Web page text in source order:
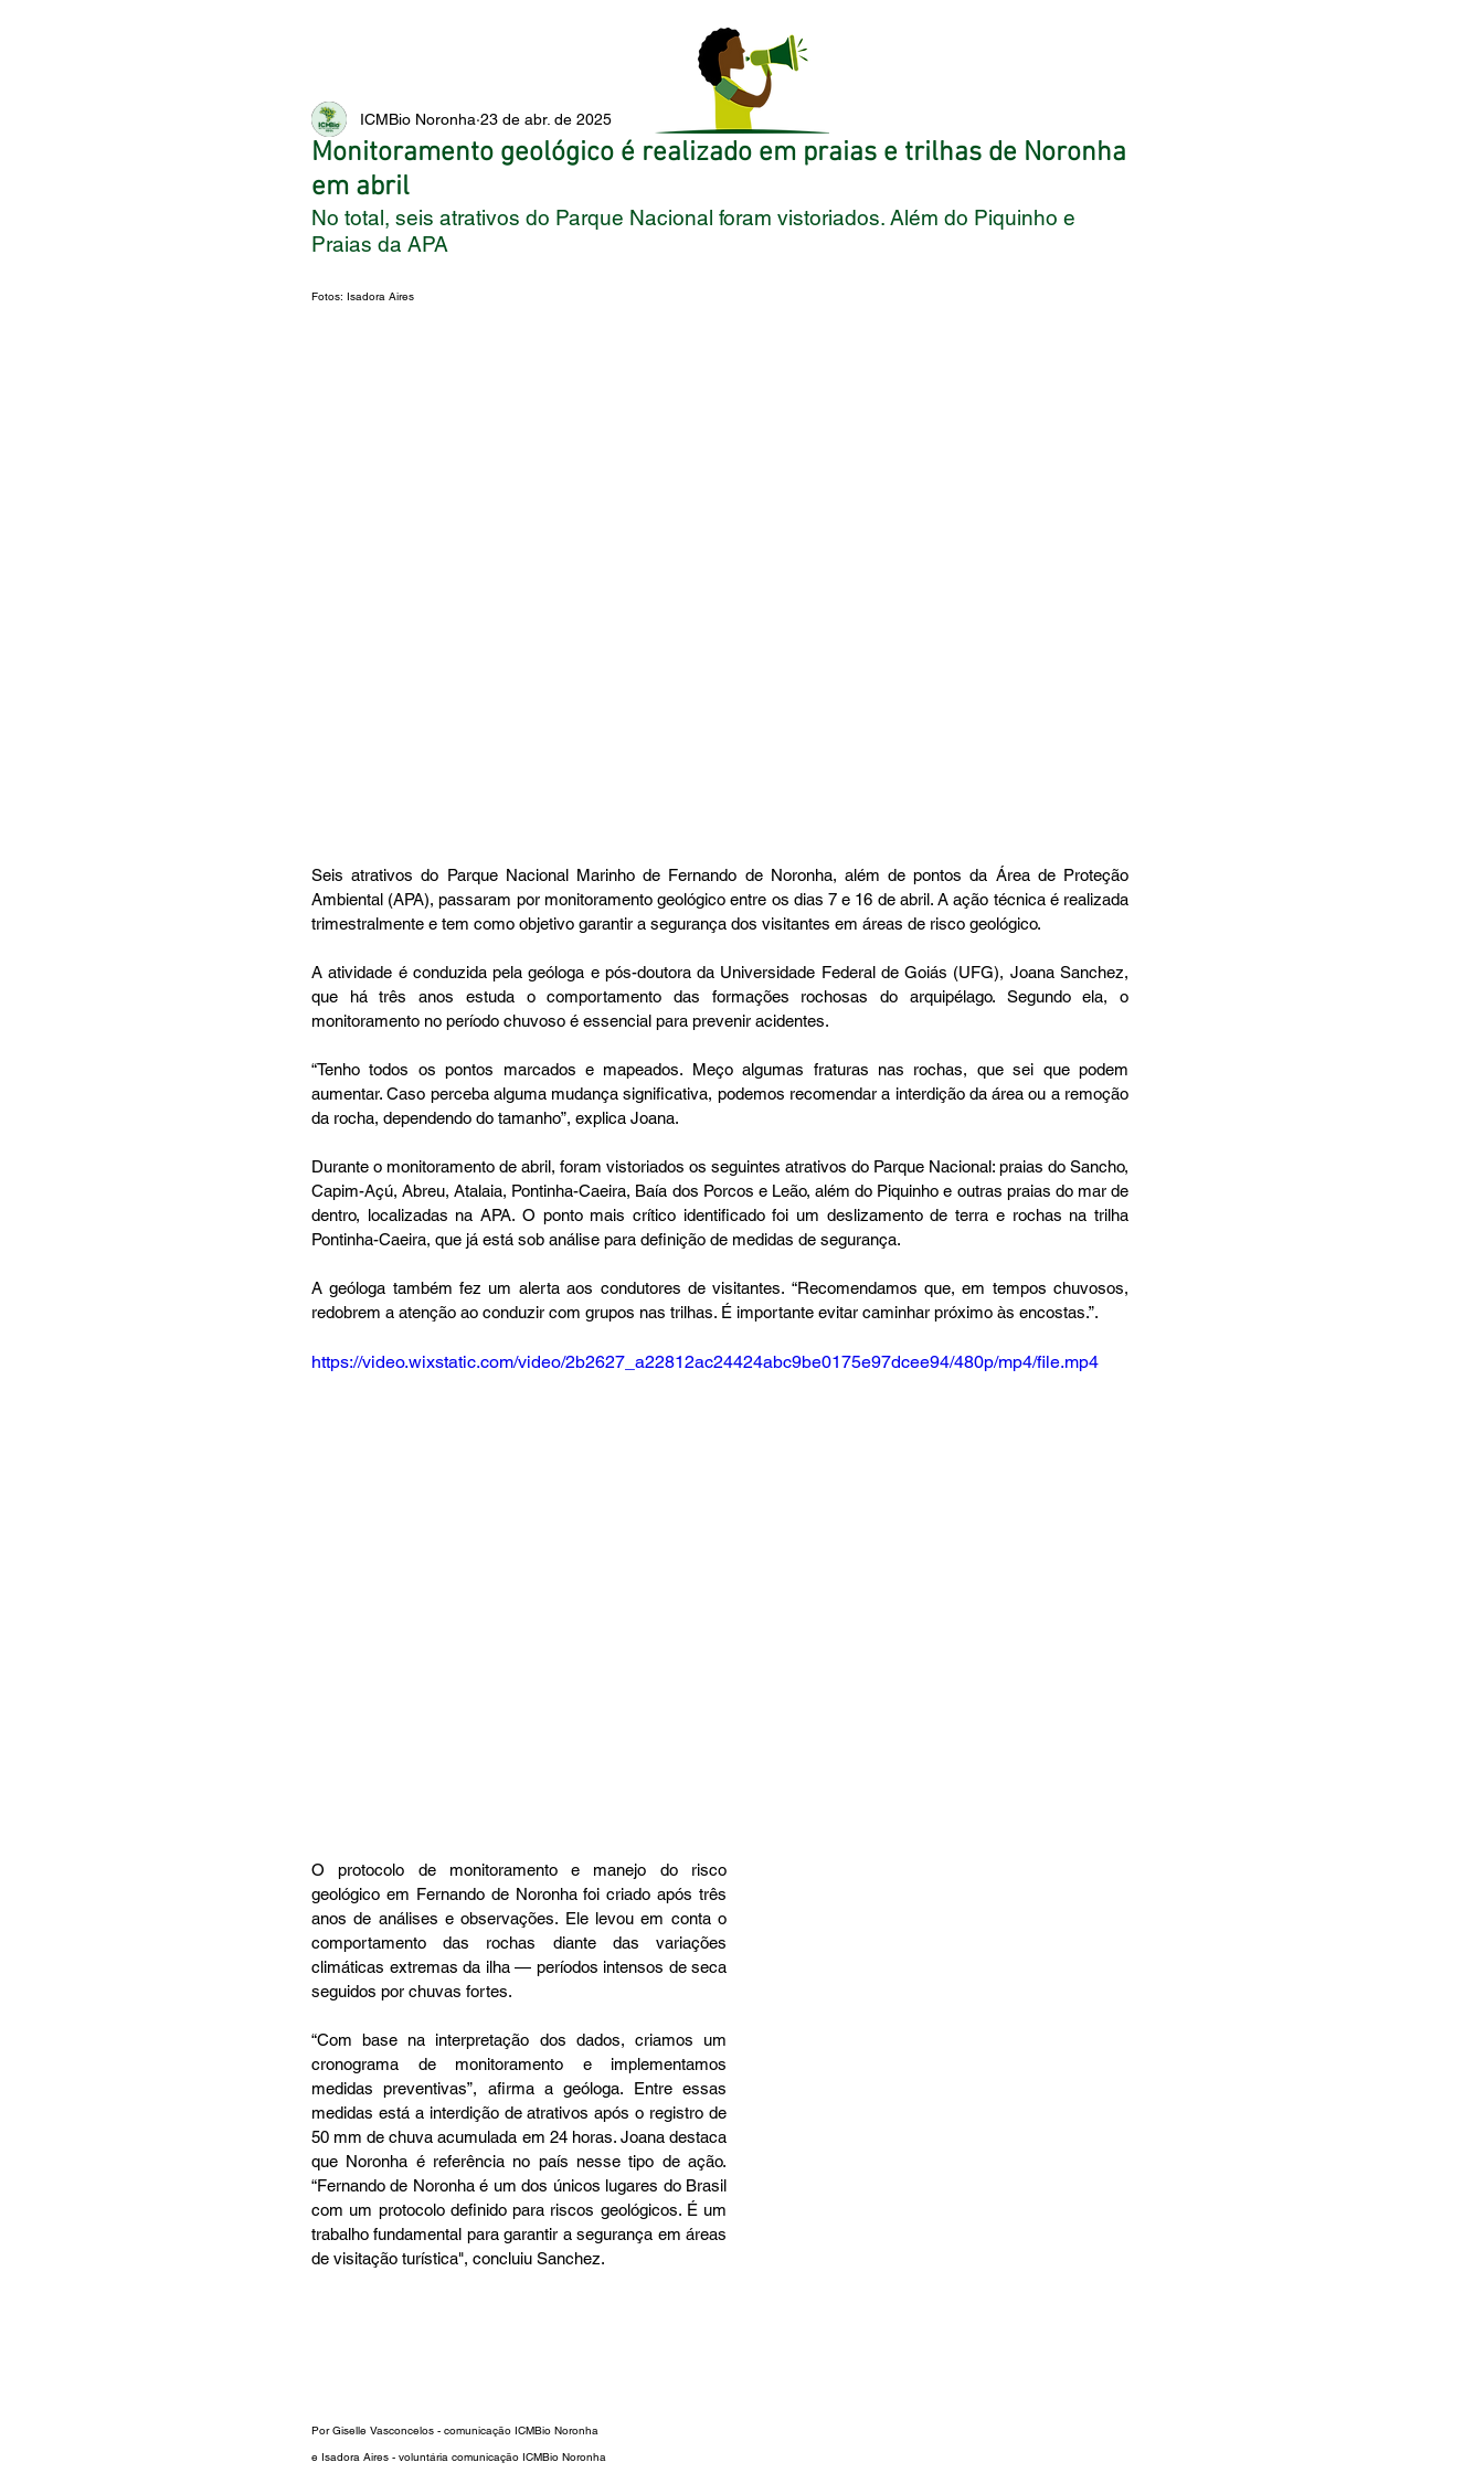
Monitoramento geológico é realizado em praias e trilhas de Noronha
em abril
ICMBio Noronha 23 de abr. de 2025
No total, seis atrativos do Parque Nacional foram vistoriados. Além do Piquinho e
Praias da APA
Fotos: Isadora Aires
Seis atrativos do Parque Nacional Marinho de Fernando de Noronha, além de pontos da Área de Proteção
Ambiental (APA), passaram por monitoramento geológico entre os dias 7 e 16 de abril. A ação técnica é realizada
trimestralmente e tem como objetivo garantir a segurança dos visitantes em áreas de risco geológico.
A atividade é conduzida pela geóloga e pós-doutora da Universidade Federal de Goiás (UFG), Joana Sanchez,
que há três anos estuda o comportamento das formações rochosas do arquipélago. Segundo ela, o
monitoramento no período chuvoso é essencial para prevenir acidentes.
“Tenho todos os pontos marcados e mapeados. Meço algumas fraturas nas rochas, que sei que podem
aumentar. Caso perceba alguma mudança significativa, podemos recomendar a interdição da área ou a remoção
da rocha, dependendo do tamanho”, explica Joana.
Durante o monitoramento de abril, foram vistoriados os seguintes atrativos do Parque Nacional: praias do Sancho,
Capim-Açú, Abreu, Atalaia, Pontinha-Caeira, Baía dos Porcos e Leão, além do Piquinho e outras praias do mar de
dentro, localizadas na APA. O ponto mais crítico identificado foi um deslizamento de terra e rochas na trilha
Pontinha-Caeira, que já está sob análise para definição de medidas de segurança.
A geóloga também fez um alerta aos condutores de visitantes. “Recomendamos que, em tempos chuvosos,
redobrem a atenção ao conduzir com grupos nas trilhas. É importante evitar caminhar próximo às encostas.”.
https://video.wixstatic.com/video/2b2627_a22812ac24424abc9be0175e97dcee94/480p/mp4/file.mp4
O protocolo de monitoramento e manejo do risco
geológico em Fernando de Noronha foi criado após três
anos de análises e observações. Ele levou em conta o
comportamento das rochas diante das variações
climáticas extremas da ilha — períodos intensos de seca
seguidos por chuvas fortes.
“Com base na interpretação dos dados, criamos um
cronograma de monitoramento e implementamos
medidas preventivas”, afirma a geóloga. Entre essas
medidas está a interdição de atrativos após o registro de
50 mm de chuva acumulada em 24 horas. Joana destaca
que Noronha é referência no país nesse tipo de ação.
“Fernando de Noronha é um dos únicos lugares do Brasil
com um protocolo definido para riscos geológicos. É um
trabalho fundamental para garantir a segurança em áreas
de visitação turística", concluiu Sanchez.
Por Giselle Vasconcelos - comunicação ICMBio Noronha
e Isadora Aires - voluntária comunicação ICMBio Noronha